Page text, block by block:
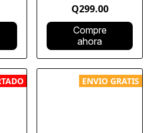
Q299.00
Compre
ahora
ENVIO GRATIS